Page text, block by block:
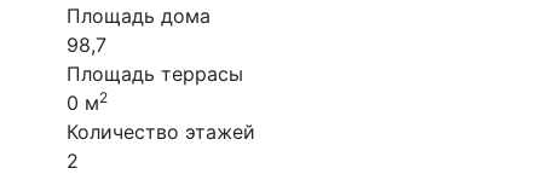
Площадь дома
98,7
Площадь террасы
0 м2
Количество этажей
2